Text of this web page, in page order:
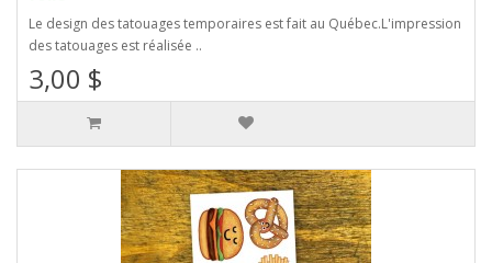
Le design des tatouages temporaires est fait au Québec.L'impression
des tatouages est réalisée ..
3,00 $